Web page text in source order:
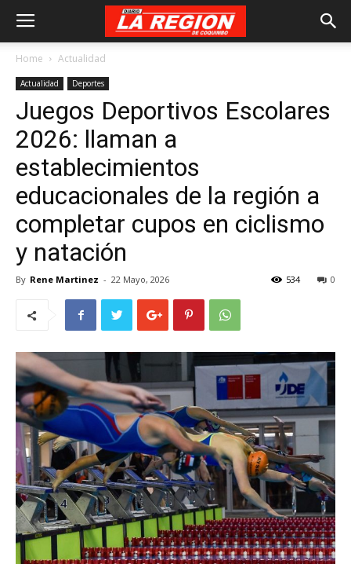
Home Actualidad
Actualidad Deportes
Juegos Deportivos Escolares
2026: llaman a
establecimientos
educacionales de la región a
completar cupos en ciclismo
y natación
By Rene Martinez - 22 Mayo, 2026 0
534